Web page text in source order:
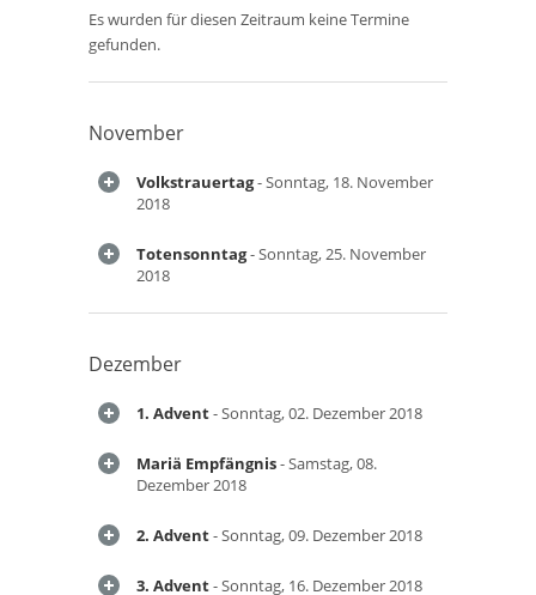
Es wurden für diesen Zeitraum keine Termine
gefunden.
November
Volkstrauertag- Sonntag, 18. November
2018
Totensonntag- Sonntag, 25. November
2018
Dezember
1. Advent- Sonntag, 02. Dezember 2018
Mariä Empfängnis- Samstag, 08.
Dezember 2018
2. Advent- Sonntag, 09. Dezember 2018
3. Advent- Sonntag, 16. Dezember 2018